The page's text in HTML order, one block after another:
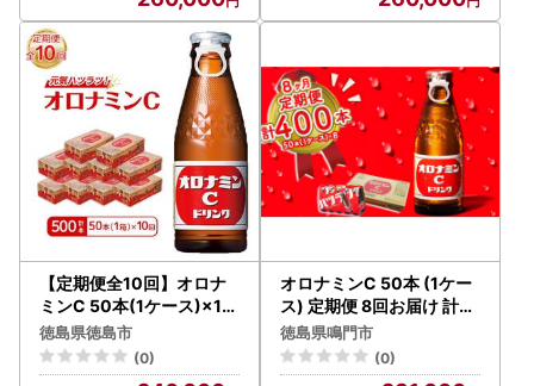
【定期便全10回】オロナ
ミンC 50本(1ケース)×10
回 計500本 炭酸飲料 飲料
徳島県徳島市
(0)
オロナミンC 50本 (1ケー
ス) 定期便 8回お届け 計4
00本 【大塚グループ発
祥の地】オロナミンC 炭
酸飲料
徳島県鳴門市
(0)